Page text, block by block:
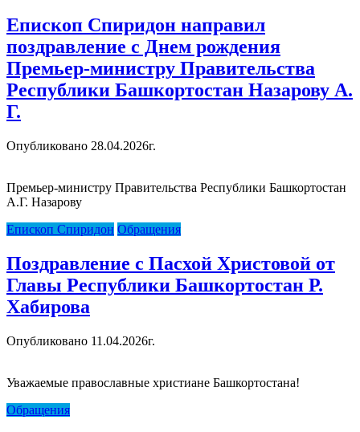
Епископ Спиридон направил
поздравление с Днем рождения
Премьер-министру Правительства
Республики Башкортостан Назарову А.
Г.
Опубликовано 28.04.2026г.
Премьер-министру Правительства Республики Башкортостан
А.Г. Назарову
Епископ Спиридон Обращения
Поздравление с Пасхой Христовой от
Главы Республики Башкортостан Р.
Хабирова
Опубликовано 11.04.2026г.
Уважаемые православные христиане Башкортостана!
Обращения